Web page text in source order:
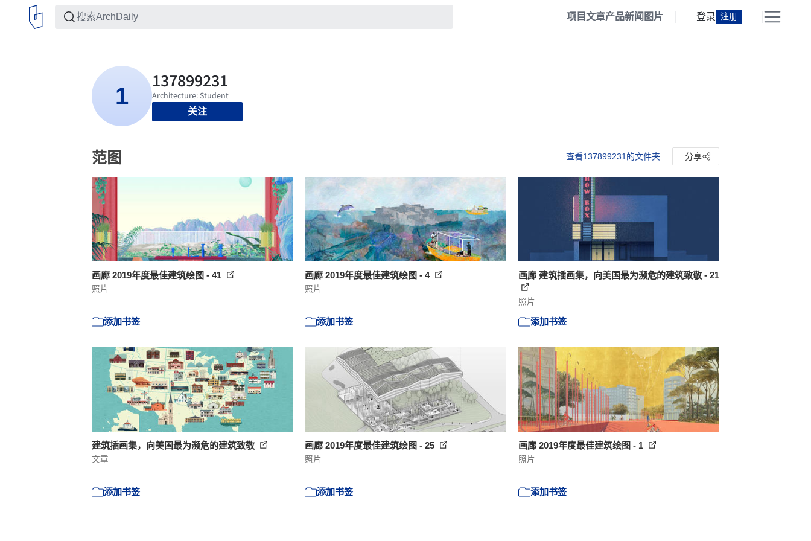
项目文章产品新闻 图片 登录 注册
关注
范图 查看137899231的文件夹 分享
画廊 2019年度最佳建筑绘图 - 41
照片
添加书签
画廊 2019年度最佳建筑绘图 - 4
照片
添加书签
画廊 建筑插画集，向美国最为濒危的建筑致敬 - 21
照片
添加书签
建筑插画集，向美国最为濒危的建筑致敬
文章
添加书签
画廊 2019年度最佳建筑绘图 - 25
照片
添加书签
画廊 2019年度最佳建筑绘图 - 1
照片
添加书签